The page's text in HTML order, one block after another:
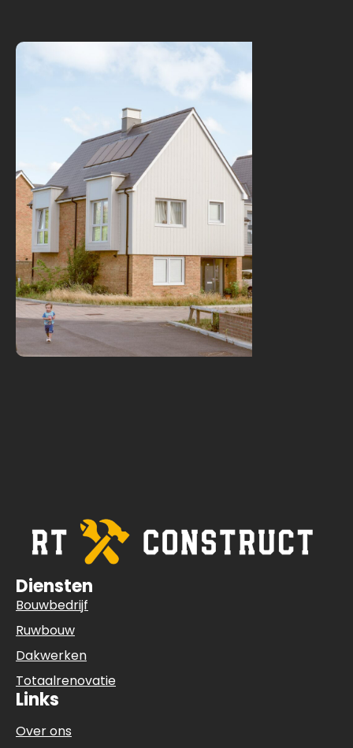
Diensten
Bouwbedrijf
Ruwbouw
Dakwerken
Totaalrenovatie
Links
Over ons